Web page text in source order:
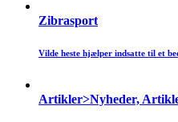
Zibrasport
Vilde heste hjælper indsatte til et
Artikler>Nyheder,